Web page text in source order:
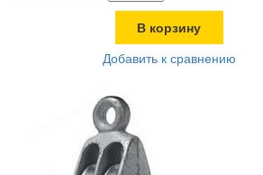
В корзину
Добавить к сравнению